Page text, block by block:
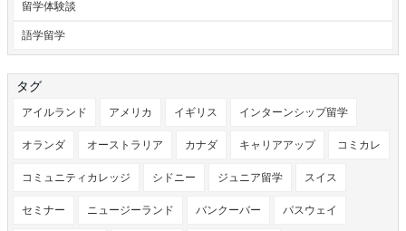
留学体験談
語学留学
タグ
アイルランド アメリカ イギリス インターンシップ留学
オランダ オーストラリア カナダ キャリアアップ コミカレ
コミュニティカレッジ シドニー ジュニア留学 スイス
セミナー ニュージーランド バンクーバー パスウェイ